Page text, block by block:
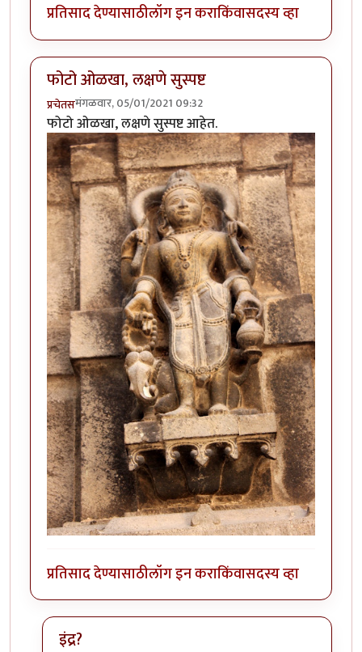
प्रतिसाद देण्यासाठीलॉग इन कराकिंवासदस्य व्हा
फोटो ओळखा, लक्षणे सुस्पष्ट
प्रचेतसमंगळवार, 05/01/2021 09:32
फोटो ओळखा, लक्षणे सुस्पष्ट आहेत.
प्रतिसाद देण्यासाठीलॉग इन कराकिंवासदस्य व्हा
इंद्र?